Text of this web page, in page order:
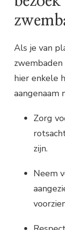
Als je van
hier enkele
aangenaam
Zorg
zijn.
Neem